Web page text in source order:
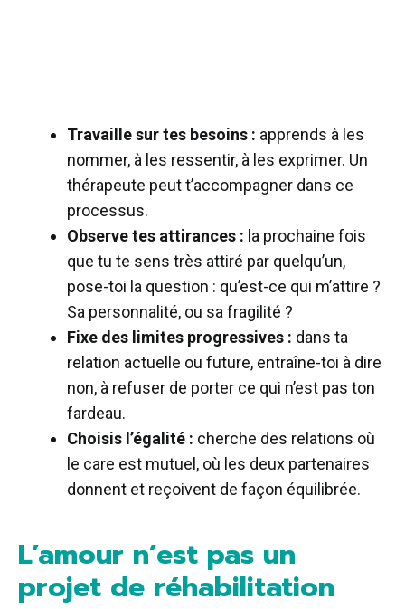
Travaille sur tes besoins : apprends à les
nommer, à les ressentir, à les exprimer. Un
thérapeute peut t’accompagner dans ce
processus.
Observe tes attirances : la prochaine fois
que tu te sens très attiré par quelqu’un,
pose-toi la question : qu’est-ce qui m’attire ?
Sa personnalité, ou sa fragilité ?
Fixe des limites progressives : dans ta
relation actuelle ou future, entraîne-toi à dire
non, à refuser de porter ce qui n’est pas ton
fardeau.
Choisis l’égalité : cherche des relations où
le care est mutuel, où les deux partenaires
donnent et reçoivent de façon équilibrée.
L’amour n’est pas un
projet de réhabilitation